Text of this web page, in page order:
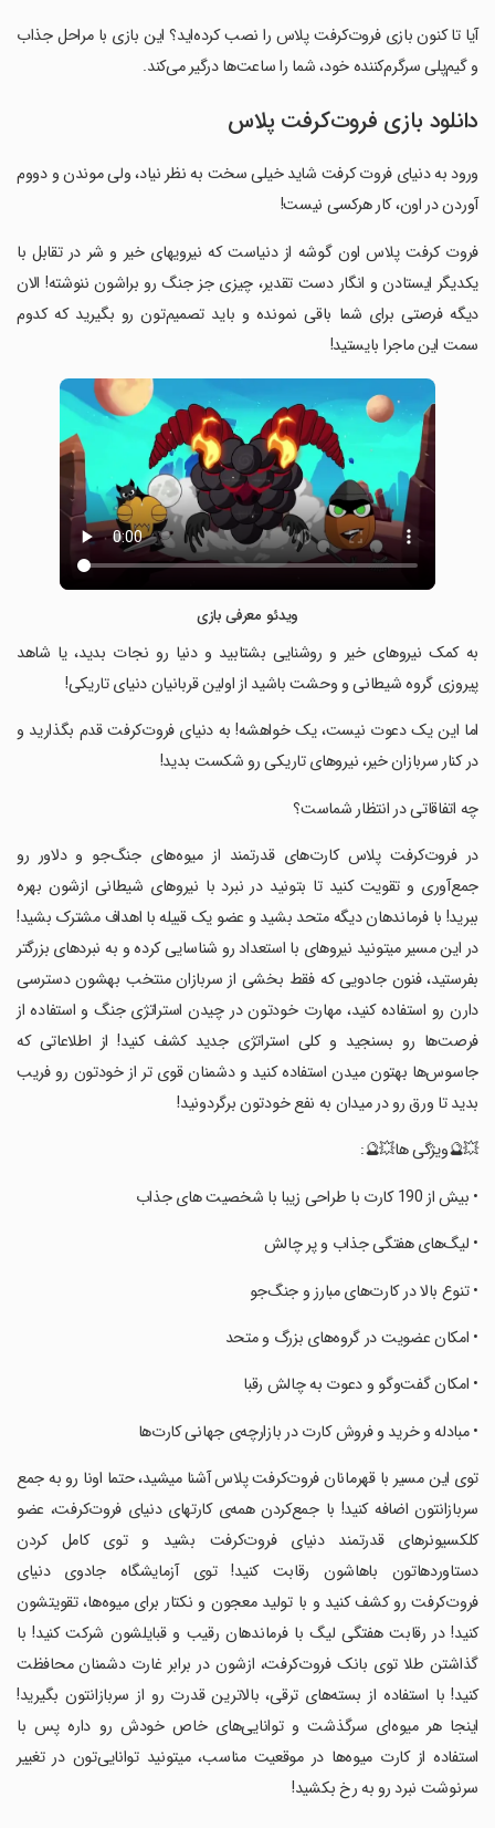
آیا تا کنون بازی ‏‏‏فروت‌‌کرفت پلاس را نصب کرده‌اید؟ این بازی با مراحل جذاب
و گیم‌پلی سرگرم‌کننده خود، شما را ساعت‌ها درگیر می‌کند.
دانلود بازی ‏‏‏فروت‌‌کرفت پلاس
‏‏‏ورود به دنیای فروت کرفت شاید خیلی سخت به نظر نیاد، ولی موندن و دووم
آوردن در اون، کار هرکسی نیست!
‏‏‏فروت کرفت پلاس اون گوشه از دنیاست که نیرویهای خیر و شر در تقابل با
یکدیگر ایستادن و انگار دست تقدیر، چیزی جز جنگ رو براشون ننوشته! الان
دیگه فرصتی برای شما باقی نمونده و باید تصمیم‌تون رو بگیرید که کدوم
سمت این ماجرا بایستید!
ویدئو معرفی بازی
‏‏‏به کمک نیروهای خیر و روشنایی بشتابید و دنیا رو نجات بدید، یا شاهد
پیروزی گروه شیطانی و وحشت باشید از اولین قربانیان دنیای تاریکی!
‏‏‏اما این یک دعوت نیست، یک خواهشه! به دنیای فروت‌کرفت قدم بگذارید و
در کنار سربازان خیر، نیروهای تاریکی رو شکست بدید!
‏‏‏چه اتفاقاتی در انتظار شماست؟
‏‏‏در فروت‌کرفت‌ پلاس کارت‌های قدرتمند از میوه‌های جنگ‌جو و دلاور رو
جمع‌آوری و تقویت کنید تا بتونید در نبرد با نیروهای شیطانی ازشون بهره
ببرید! با فرماندهان دیگه متحد بشید و عضو یک قبیله با اهداف مشترک بشید!
در این مسیر میتونید نیروهای با استعداد رو شناسایی کرده و به نبردهای بزرگتر
بفرستید، فنون جادویی که فقط بخشی از سربازان منتخب بهشون دسترسی
دارن رو استفاده کنید، مهارت خودتون در چیدن استراتژی جنگ و استفاده از
فرصت‌ها رو بسنجید و کلی استراتژی جدید کشف کنید! از اطلاعاتی که
جاسوس‌ها بهتون میدن استفاده کنید و دشمنان قوی تر از خودتون رو فریب
بدید تا ورق رو در میدان به نفع خودتون برگردونید!
‏‏‏💥🔮ویژگی ها💥🔮:
‏‏‏• بیش از 190 کارت با طراحی زیبا با شخصیت های جذاب
‏‏‏• لیگ‌های هفتگی جذاب و پر چالش
‏‏‏• تنوع بالا در کارت‌های مبارز و جنگ‌جو
‏‏‏• امکان عضویت در گروه‌های بزرگ و متحد
‏‏‏• امکان گفت‌وگو و دعوت به چالش رقبا
‏‏‏• مبادله و خرید و فروش کارت در بازارچه‌ی جهانی کارت‌ها
‏‏‏توی این مسیر با قهرمانان فروت‌کرفت پلاس آشنا میشید، حتما اونا رو به جمع
سربازانتون اضافه کنید! با جمع‌کردن همه‌ی کارتهای دنیای فروت‌کرفت، عضو
کلکسیونرهای قدرتمند دنیای فروت‌کرفت بشید و توی کامل کردن
دستاوردهاتون باهاشون رقابت کنید! توی آزمایشگاه جادوی دنیای
فروت‌کرفت رو کشف کنید و با تولید معجون و نکتار برای میوه‌ها، تقویتشون
کنید! در رقابت هفتگی لیگ با فرماندهان رقیب و قبایلشون شرکت کنید! با
گذاشتن طلا توی بانک فروت‌کرفت، ازشون در برابر غارت دشمنان محافظت
کنید! با استفاده از بسته‌های ترقی، بالاترین قدرت رو از سربازانتون بگیرید!
اینجا هر میوه‌ای سرگذشت و توانایی‌های خاص خودش رو داره پس با
استفاده از کارت میوه‌ها در موقعیت مناسب، میتونید توانایی‌تون در تغییر
سرنوشت نبرد رو به رخ بکشید!